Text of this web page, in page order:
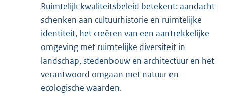
Ruimtelijk kwaliteitsbeleid betekent: aandacht
schenken aan cultuurhistorie en ruimtelijke
identiteit, het creëren van een aantrekkelijke
omgeving met ruimtelijke diversiteit in
landschap, stedenbouw en architectuur en het
verantwoord omgaan met natuur en
ecologische waarden.